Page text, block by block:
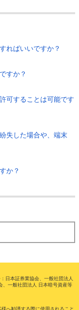
ればいいですか？
すか？
可することは可能です
失した場合や、端末
か？
本証券業協会、一般社団法人
、一般社団法人 日本暗号資産等
へ勧誘する際に使用されること